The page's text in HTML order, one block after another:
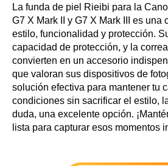
La funda de piel Rieibi para la
G7 X Mark II y G7 X Mark III es una
estilo, funcionalidad y protección.
capacidad de protección, y la
convierten en un accesorio
que valoran sus dispositivos de
solución efectiva para mantener tu
condiciones sin sacrificar el estilo,
duda, una excelente opción.
lista para capturar esos momentos